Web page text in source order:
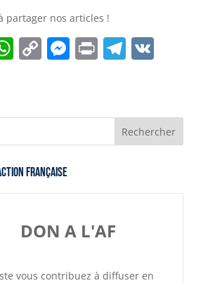
partager nos articles !
W
s
A
p
p
C
y
Li
n
k
M
e
n
PrT
gr
a
V
Française
DON A L'AF
vous contribuez à diffuser en